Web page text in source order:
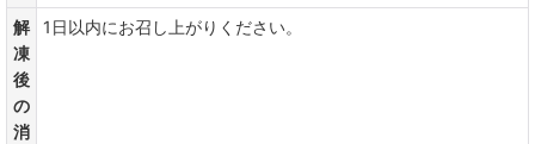
解
凍
後
の
消
1日以内にお召し上がりください。